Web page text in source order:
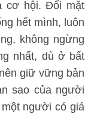
cơ hội. Đối mặt
hết mình, luôn
không ngừng
nhất, dù ở bất
giữ vững bản
sao của người
người có giá